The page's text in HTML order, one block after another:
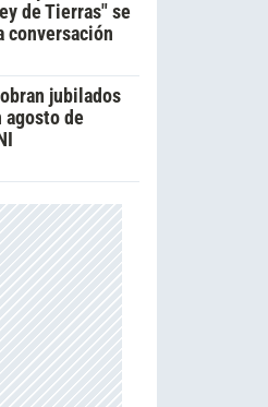
de Tierras" se
conversación
jubilados
agosto de